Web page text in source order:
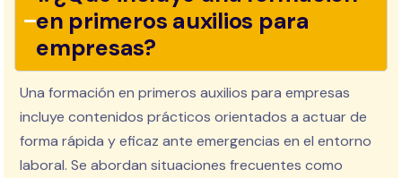
en primeros auxilios para
empresas?
Una formación en primeros auxilios para empresas
incluye contenidos prácticos orientados a actuar de
forma rápida y eficaz ante emergencias en el entorno
laboral. Se abordan situaciones frecuentes como